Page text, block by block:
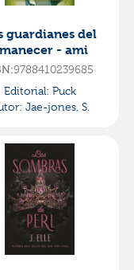
guardianes del
- ami
9788410239685
Editorial: Puck
Jae-jones, S.